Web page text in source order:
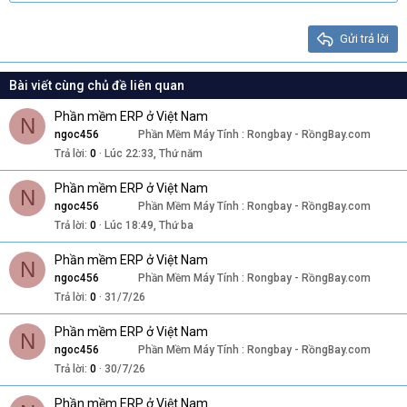
Verdana
Gửi trả lời
Bài viết cùng chủ đề liên quan
N Phần mềm ERP ở Việt Nam
ngoc456
Phần Mềm Máy Tính : Rongbay - RồngBay.com
Trả lời 0 Lúc 22:33, Thứ năm
N Phần mềm ERP ở Việt Nam
ngoc456
Phần Mềm Máy Tính : Rongbay - RồngBay.com
Trả lời 0 Lúc 18:49, Thứ ba
N Phần mềm ERP ở Việt Nam
ngoc456
Phần Mềm Máy Tính : Rongbay - RồngBay.com
Trả lời 0 31/7/26
N Phần mềm ERP ở Việt Nam
ngoc456
Phần Mềm Máy Tính : Rongbay - RồngBay.com
Trả lời 0 30/7/26
Phần mềm ERP ở Việt Nam